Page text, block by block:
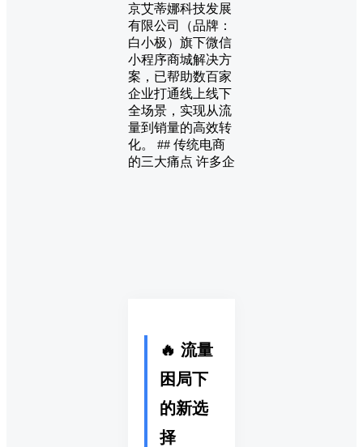
京艾蒂娜科技发展
有限公司（品牌：
白小极）旗下微信
小程序商城解决方
案，已帮助数百家
企业打通线上线下
全场景，实现从流
量到销量的高效转
化。 ## 传统电商
的三大痛点 许多企
🔥 流量
困局下
的新选
择